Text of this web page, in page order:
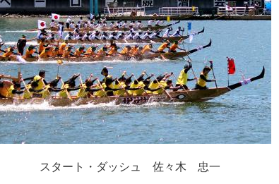
スタート・ダッシュ 佐々木 忠一